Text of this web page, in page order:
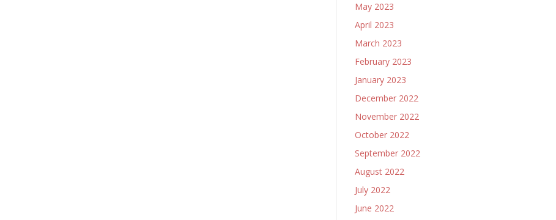
May 2023
April 2023
March 2023
February 2023
January 2023
December 2022
November 2022
October 2022
September 2022
August 2022
July 2022
June 2022